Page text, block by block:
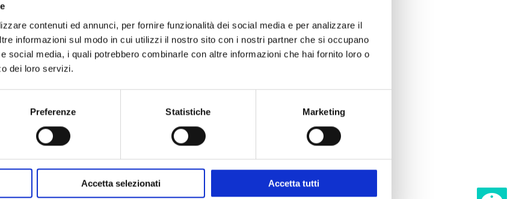
contenuti ed annunci, per fornire funzionalità dei social media e per analizzare il
informazioni sul modo in cui utilizzi il nostro sito con i nostri partner che si occupano
social media, i quali potrebbero combinarle con altre informazioni che hai fornito loro o
dei loro servizi.
Preferenze Statistiche Marketing
Accetta selezionati Accetta tutti